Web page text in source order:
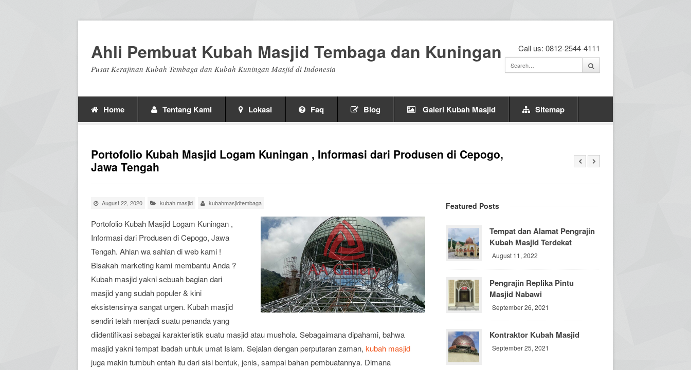
Ahli Pembuat Kubah Masjid Tembaga dan Kuningan
Pusat Kerajinan Kubah Tembaga dan Kubah Kuningan Masjid di Indonesia
Call us: 0812-2544-4111
Home Tentang Kami Lokasi Faq Blog Galeri Kubah Masjid Sitemap
Portofolio Kubah Masjid Logam Kuningan , Informasi dari Produsen di Cepogo,
Jawa Tengah
August 22, 2020 kubah masjid kubahmasjidtembaga
Portofolio Kubah Masjid Logam Kuningan ,
Informasi dari Produsen di Cepogo, Jawa
Tengah. Ahlan wa sahlan di web kami !
Bisakah marketing kami membantu Anda ?
Kubah masjid yakni sebuah bagian dari
masjid yang sudah populer & kini
eksistensinya sangat urgen. Kubah masjid
sendiri telah menjadi suatu penanda yang
diidentifikasi sebagai karakteristik suatu masjid atau mushola. Sebagaimana dipahami, bahwa
masjid yakni tempat ibadah untuk umat Islam. Sejalan dengan perputaran zaman, kubah masjid
juga makin tumbuh entah itu dari sisi bentuk, jenis, sampai bahan pembuatannya. Dimana
Featured Posts
Tempat dan Alamat Pengrajin
Kubah Masjid Terdekat
August 11, 2022
Pengrajin Replika Pintu
Masjid Nabawi
September 26, 2021
Kontraktor Kubah Masjid
September 25, 2021